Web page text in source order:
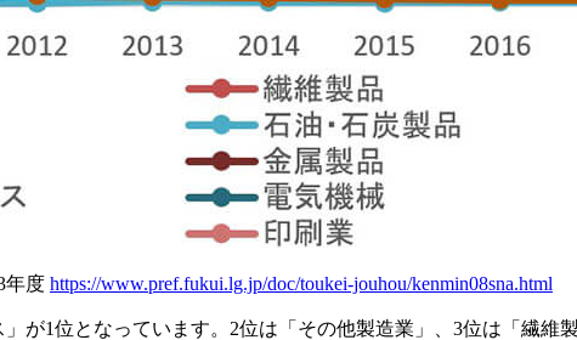
年度 https://www.pref.fukui.lg.jp/doc/toukei-jouhou/kenmin08sna.html
が1位となっています。2位は「その他製造業」、3位は「繊維